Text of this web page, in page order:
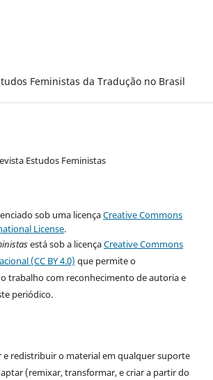
Feministas da Tradução no Brasil
Estudos Feministas
sob uma licençaCreative Commons
License.
está sob a licençaCreative Commons
(CC BY 4.0) que permite o
trabalho com reconhecimento de autoria e
periódico.
redistribuir o material em qualquer suporte
(remixar, transformar, e criar a partir do